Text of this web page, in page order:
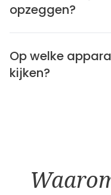
opzeggen?
Op welke
kijken?